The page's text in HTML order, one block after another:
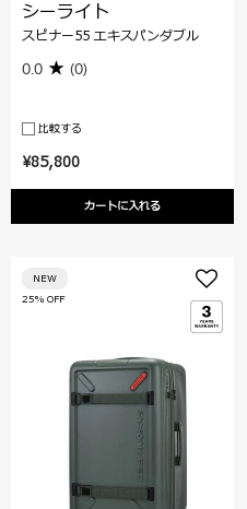
¥85,800
カートに入れる
シーライト
スピナー55 エキスパンダブル
0.0 (0)
比較する
25% OFF
NEW